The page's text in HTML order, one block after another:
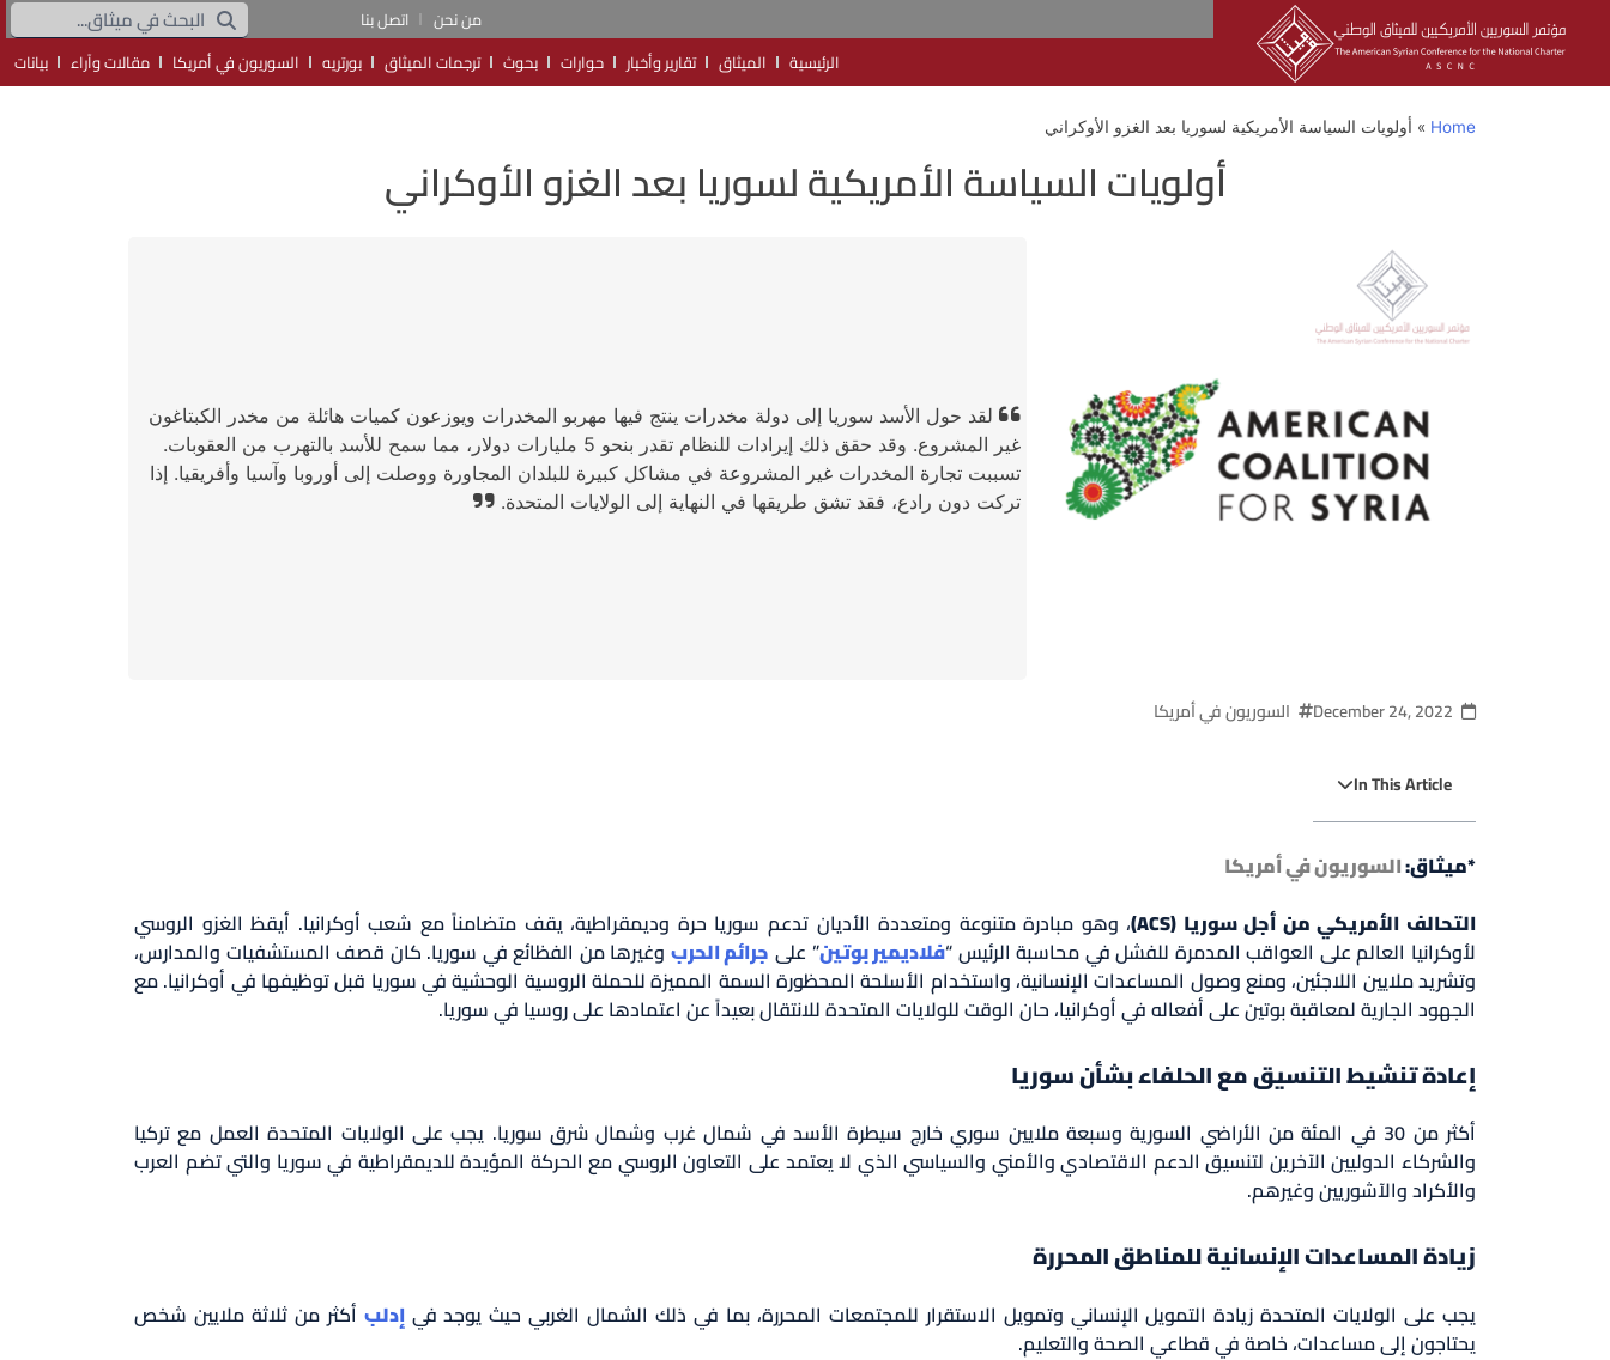
من نحن
اتصل بنا
الرئيسية
الميثاق تقارير وأخبار حوارات بحوث ترجمات الميثاق بورتريه السوريون في أمريكا مقالات وآراء بيانات
Home
» أولويات السياسة الأمريكية لسوريا بعد الغزو الأوكراني
أولويات السياسة الأمريكية لسوريا بعد الغزو الأوكراني
لقد حول الأسد سوريا إلى دولة مخدرات ينتج فيها مهربو المخدرات ويوزعون كميات هائلة من مخدر الكبتاغون
غير المشروع. وقد حقق ذلك إيرادات للنظام تقدر بنحو 5 مليارات دولار، مما سمح للأسد بالتهرب من العقوبات.
تسببت تجارة المخدرات غير المشروعة في مشاكل كبيرة للبلدان المجاورة ووصلت إلى أوروبا وآسيا وأفريقيا. إذا
تركت دون رادع، فقد تشق طريقها في النهاية إلى الولايات المتحدة.
December 24, 2022 السوريون في أمريكا
In This Article
*ميثاق:السوريون في أمريكا
التحالف الأمريكي من أجل سوريا (ACS)
، وهو مبادرة متنوعة ومتعددة الأديان تدعم سوريا حرة وديمقراطية، يقف متضامناً مع شعب أوكرانيا. أيقظ الغزو الروسي
لأوكرانيا العالم على العواقب المدمرة للفشل في محاسبة الرئيس “فلاديمير بوتين” على جرائم الحرب وغيرها من الفظائع في سوريا. كان قصف المستشفيات والمدارس،
وتشريد ملايين اللاجئين، ومنع وصول المساعدات الإنسانية، واستخدام الأسلحة المحظورة السمة المميزة للحملة الروسية الوحشية في سوريا قبل توظيفها في أوكرانيا. مع
الجهود الجارية لمعاقبة بوتين على أفعاله في أوكرانيا، حان الوقت للولايات المتحدة للانتقال بعيداً عن اعتمادها على روسيا في سوريا.
إعادة تنشيط التنسيق مع الحلفاء بشأن سوريا
أكثر من 30 في المئة من الأراضي السورية وسبعة ملايين سوري خارج سيطرة الأسد في شمال غرب وشمال شرق سوريا. يجب على الولايات المتحدة العمل مع تركيا
والشركاء الدوليين الآخرين لتنسيق الدعم الاقتصادي والأمني والسياسي الذي لا يعتمد على التعاون الروسي مع الحركة المؤيدة للديمقراطية في سوريا والتي تضم العرب
والأكراد والآشوريين وغيرهم.
زيادة المساعدات الإنسانية للمناطق المحررة
يجب على الولايات المتحدة زيادة التمويل الإنساني وتمويل الاستقرار للمجتمعات المحررة، بما في ذلك الشمال الغربي حيث يوجد فيإدلب أكثر من ثلاثة ملايين شخص
يحتاجون إلى مساعدات، خاصة في قطاعي الصحة والتعليم.